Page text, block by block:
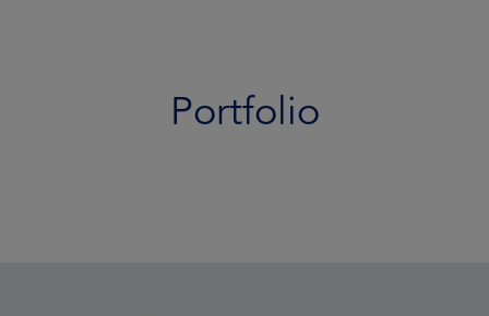
Portfolio